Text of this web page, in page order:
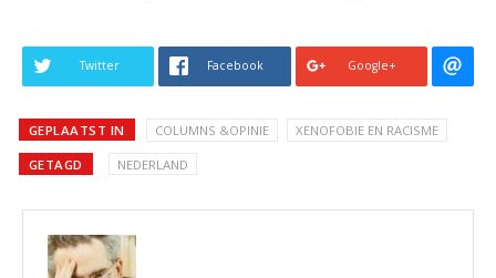
Twitter Facebook Google+
GEPLAATST IN COLUMNS &OPINIE XENOFOBIE EN RACISME
GETAGD NEDERLAND